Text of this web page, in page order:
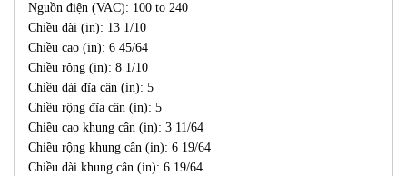
Nguồn điện (VAC): 100 to 240
Chiều dài (in): 13 1/10
Chiều cao (in): 6 45/64
Chiều rộng (in): 8 1/10
Chiều dài đĩa cân (in): 5
Chiều rộng đĩa cân (in): 5
Chiều cao khung cân (in): 3 11/64
Chiều rộng khung cân (in): 6 19/64
Chiều dài khung cân (in): 6 19/64